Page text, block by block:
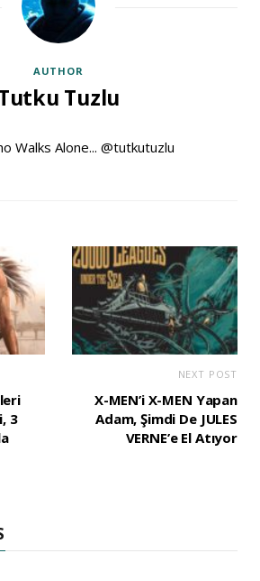
AUTHOR
Tuzlu
Walks Alone... @tutkutuzlu
3
NEXT POST
X-MEN’i X-MEN Yapan
Adam, Şimdi De JULES
VERNE’e El Atıyor